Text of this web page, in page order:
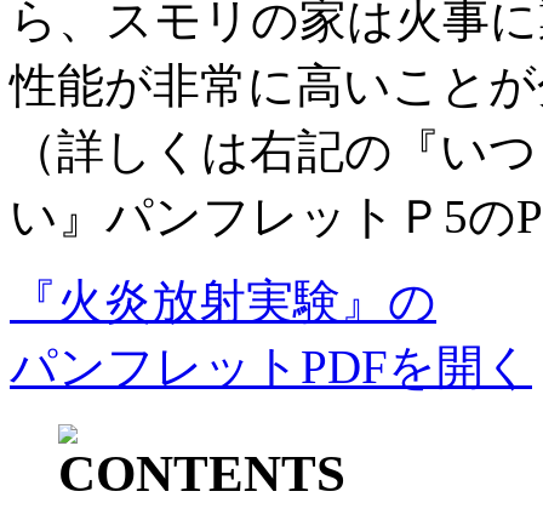
ら、スモリの家は火事
性能が非常に高いこと
（詳しくは右記の『い
い』パンフレットＰ5の
『火炎放射実験』の
パンフレットPDFを開く